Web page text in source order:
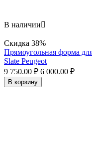
В наличии
Скидка 38%
Прямоугольная форма
Slate Peugeot
9 750.00 ₽ 6 000.00 ₽
В корзину